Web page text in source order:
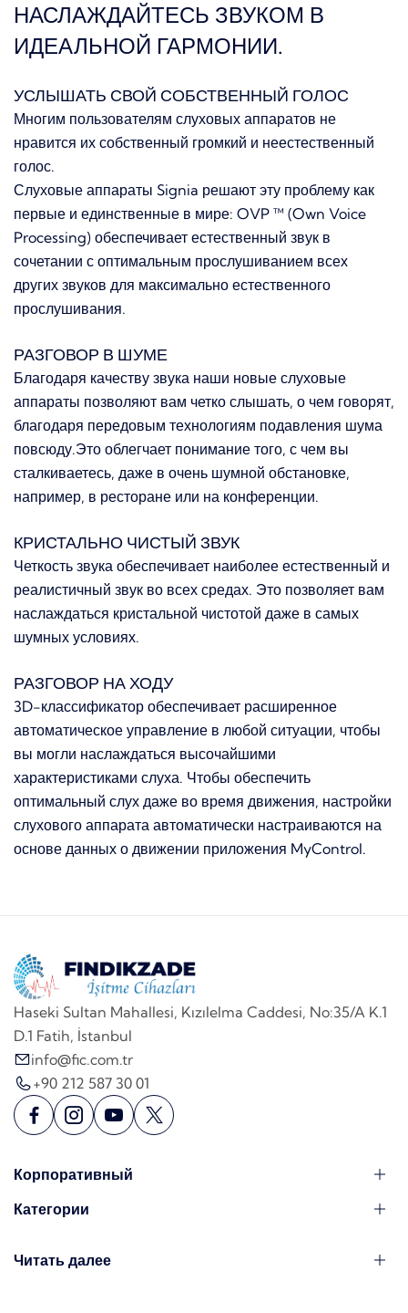
НАСЛАЖДАЙТЕСЬ ЗВУКОМ В
ИДЕАЛЬНОЙ ГАРМОНИИ.
УСЛЫШАТЬ СВОЙ СОБСТВЕННЫЙ ГОЛОС
Многим пользователям слуховых аппаратов не
нравится их собственный громкий и неестественный
голос.
Слуховые аппараты Signia решают эту проблему как
первые и единственные в мире: OVP ™ (Own Voice
Processing) обеспечивает естественный звук в
сочетании с оптимальным прослушиванием всех
других звуков для максимально естественного
прослушивания.
РАЗГОВОР В ШУМЕ
Благодаря качеству звука наши новые слуховые
аппараты позволяют вам четко слышать, о чем говорят,
благодаря передовым технологиям подавления шума
повсюду.Это облегчает понимание того, с чем вы
сталкиваетесь, даже в очень шумной обстановке,
например, в ресторане или на конференции.
КРИСТАЛЬНО ЧИСТЫЙ ЗВУК
Четкость звука обеспечивает наиболее естественный и
реалистичный звук во всех средах. Это позволяет вам
наслаждаться кристальной чистотой даже в самых
шумных условиях.
РАЗГОВОР НА ХОДУ
3D-классификатор обеспечивает расширенное
автоматическое управление в любой ситуации, чтобы
вы могли наслаждаться высочайшими
характеристиками слуха. Чтобы обеспечить
оптимальный слух даже во время движения, настройки
слухового аппарата автоматически настраиваются на
основе данных о движении приложения MyControl.
Haseki Sultan Mahallesi, Kızılelma Caddesi, No:35/A K.1
D.1 Fatih, İstanbul
info@fic.com.tr
+90 212 587 30 01
Корпоративный
Категории
Читать далее